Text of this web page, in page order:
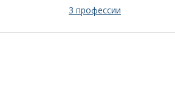
3 профессии